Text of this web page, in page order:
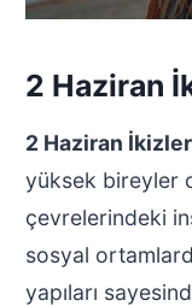
2 Haziran
2 Haziran
yüksek bireyler
çevrelerindeki
sosyal
yapıları